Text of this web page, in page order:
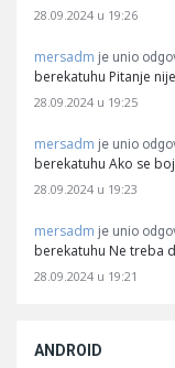
28.09.2024 u 19:26
mersadm je unio
berekatuhu Pitanje
28.09.2024 u 19:25
mersadm je unio
berekatuhu Ako se
28.09.2024 u 19:23
mersadm je unio
berekatuhu Ne treba
28.09.2024 u 19:21
ANDROID